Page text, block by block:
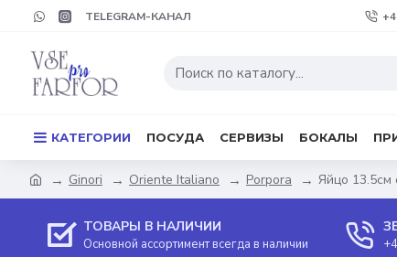
TELEGRAM-КАНАЛ
КАТЕГОРИИ ПОСУДА СЕРВИЗЫ БОКАЛЫ
Ginori Oriente Italiano Porpora Яйцо 13.5см
ТОВАРЫ В НАЛИЧИИ
Основной ассортимент всегда в наличии